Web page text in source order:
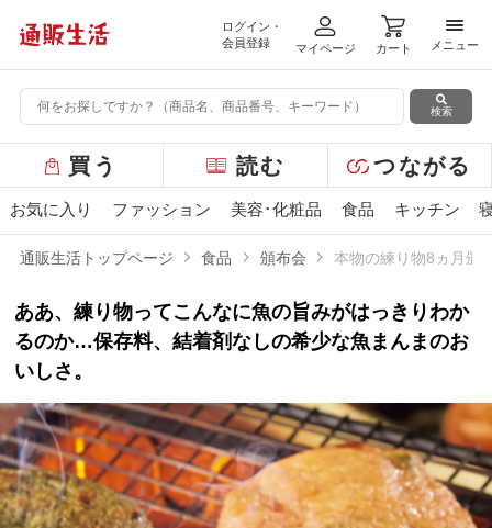
ログイン・
会員登録
マイページ カート
メニ
メニュー
検索
ー
バ
ュ
ー
買う 読む つながる
お気に入り ファッション 美容･化粧品 食品 キッチン
通販生活トップページ 食品 頒布会 本物の練り物8ヵ月頒
ああ、練り物ってこんなに魚の旨みがはっきりわか
るのか…保存料、結着剤なしの希少な魚まんまのお
いしさ。